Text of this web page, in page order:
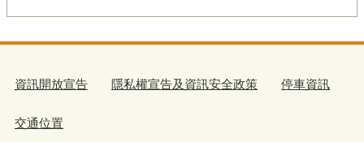
資訊開放宣告 隱私權宣告及資訊安全政策 停車資訊
交通位置